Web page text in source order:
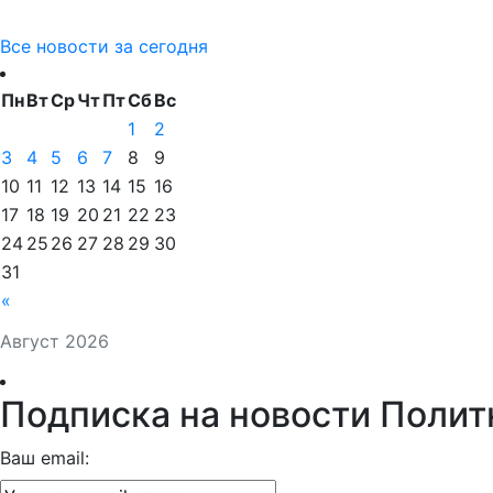
Все новости за сегодня
Август 2026
ПнВтСрЧтПтСбВс
«
1
2
3
4 5 6 7 8
9
10 11 12 13 14 15 16
17 18 19 20 21 22 23
24 25 26 27 28 29 30
31
Подписка на новости
Ваш email: